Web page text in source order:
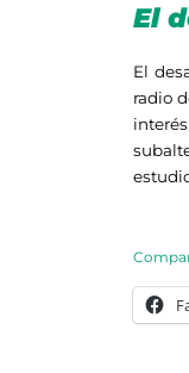
El
El
radio